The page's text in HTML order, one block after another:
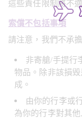
這些責任限制將不
索償不包括事項
請注意，我們不承
非寄艙/手提行
物品。除非該損
成。
由你的行李或
為你的行李對其